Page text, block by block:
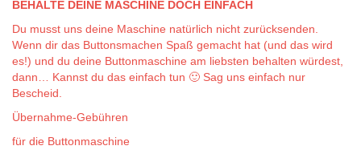
BEHALTE DEINE MASCHINE DOCH EINFACH
Du musst uns deine Maschine natürlich nicht zurücksenden.
Wenn dir das Buttonsmachen Spaß gemacht hat (und das wird
es!) und du deine Buttonmaschine am liebsten behalten würdest,
dann… Kannst du das einfach tun 🙂 Sag uns einfach nur
Bescheid.
Übernahme-Gebühren
für die Buttonmaschine